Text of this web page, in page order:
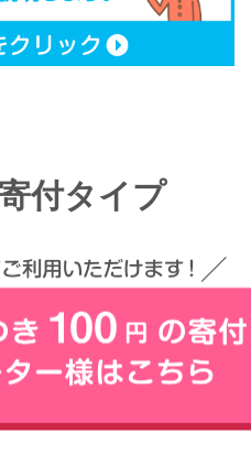
付タイプ